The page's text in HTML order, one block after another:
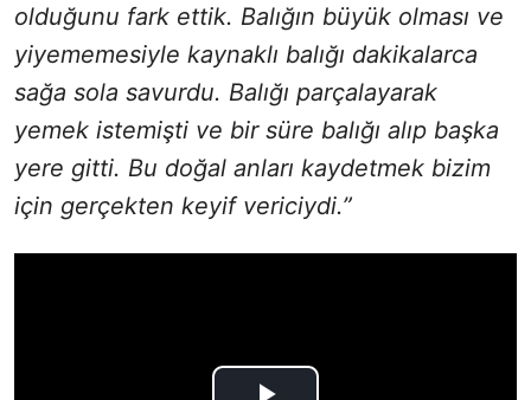
olduğunu fark ettik. Balığın büyük olması ve
yiyememesiyle kaynaklı balığı dakikalarca
sağa sola savurdu. Balığı parçalayarak
yemek istemişti ve bir süre balığı alıp başka
yere gitti. Bu doğal anları kaydetmek bizim
için gerçekten keyif vericiydi.”